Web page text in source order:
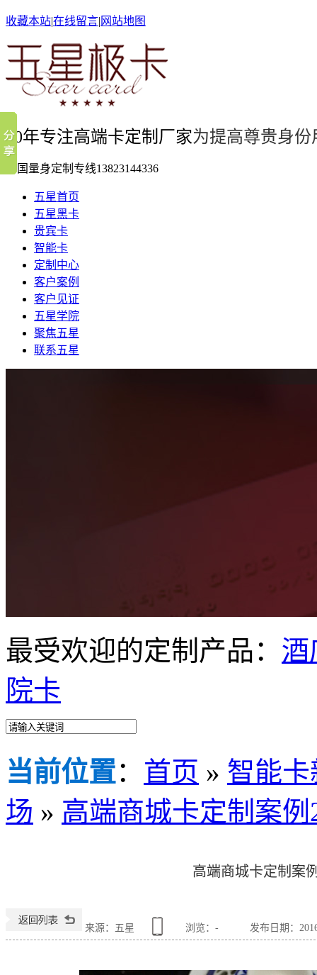
收藏本站|在线留言| 网站地图
10年专注高端卡定制厂家为提高尊贵身份
全国量身定制专线13823144336
五星首页
五星黑卡
贵宾卡
智能卡
定制中心
客户案例
客户见证
五星学院
聚焦五星
联系五星
最受欢迎的定制产品： 酒
院卡
当前位置： 首页 » 智能
场 » 高端商城卡定制案例
高端商城卡定制案
来源：五星 浏览： - 发布日期：